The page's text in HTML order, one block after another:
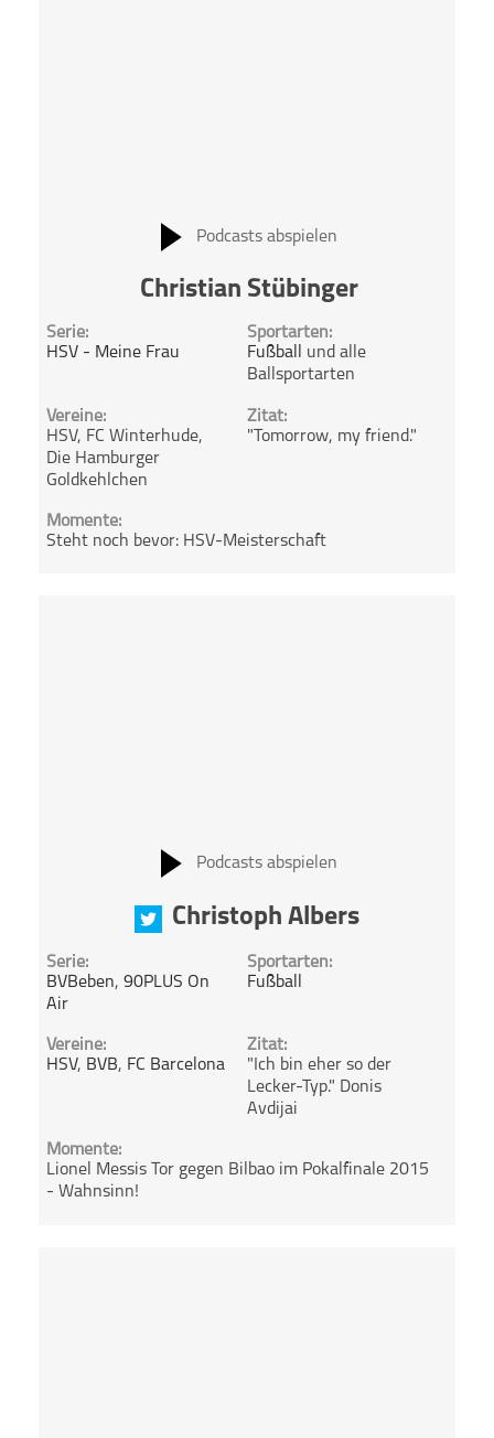
Podcasts abspielen
Christian Stübinger
Serie:
HSV - Meine Frau
Sportarten:
Fußball und alle
Ballsportarten
Vereine:
HSV, FC Winterhude,
Die Hamburger
Goldkehlchen
Zitat:
"Tomorrow, my friend."
Momente:
Steht noch bevor: HSV-Meisterschaft
Podcasts abspielen
Christoph Albers
Serie:
BVBeben,90PLUS On
Air
Sportarten:
Fußball
Vereine:
HSV, BVB, FC Barcelona
Zitat:
"Ich bin eher so der
Lecker-Typ." Donis
Avdijai
Momente:
Lionel Messis Tor gegen Bilbao im Pokalfinale 2015
- Wahnsinn!